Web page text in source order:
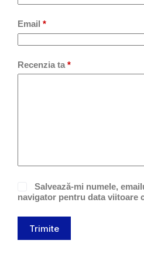
Email *
Recenzia ta *
Salvează-mi numele,
navigator pentru data viitoare
Trimite